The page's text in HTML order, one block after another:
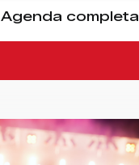
Agenda completa